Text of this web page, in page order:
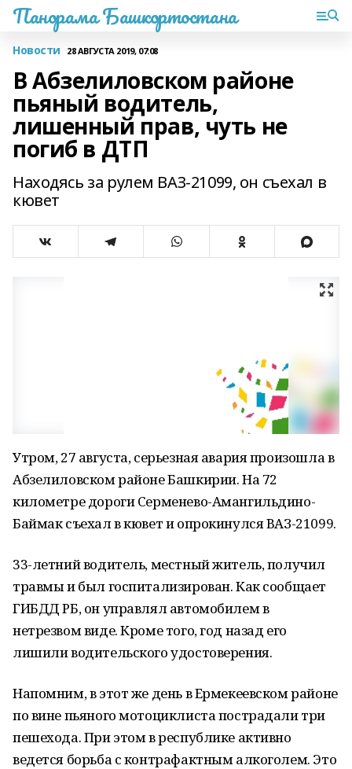
Панорама Башкортостана
Новости 28 АВГУСТА 2019, 07:08
В Абзелиловском районе
пьяный водитель,
лишенный прав, чуть не
погиб в ДТП
Находясь за рулем ВАЗ-21099, он съехал в
кювет
Утром, 27 августа, серьезная авария произошла в
Абзелиловском районе Башкирии. На 72
километре дороги Серменево-Амангильдино-
Баймак съехал в кювет и опрокинулся ВАЗ-21099.
33-летний водитель, местный житель, получил
травмы и был госпитализирован. Как сообщает
ГИБДД РБ, он управлял автомобилем в
нетрезвом виде. Кроме того, год назад его
лишили водительского удостоверения.
Напомним, в этот же день в Ермекеевском районе
по вине пьяного мотоциклиста пострадали три
пешехода. При этом в республике активно
ведется борьба с контрафактным алкоголем. Это